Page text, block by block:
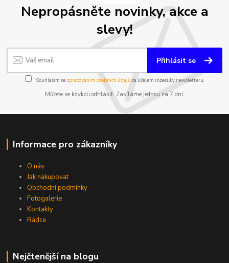
Nepropásněte novinky, akce a
slevy!
Přihlásit se
Souhlasím se zpracováním osobních údajůza účelem rozesílky newsletteru.
Můžete se kdykoli odhlásit. Zasíláme jednou za 7 dní.
Informace pro zákazníky
O nás
Jak nakupovat
Obchodní podmínky
Fotogalerie
Kontakty
Rádce
Nejčtenější na blogu